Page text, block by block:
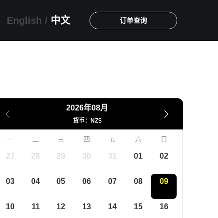
English / 中文 订单查询
2026年08月
货币：NZ$
一 二 三 四 五 六 日
27 28 29 30 31 01 02
03 04 05 06 07 08 09
10 11 12 13 14 15 16